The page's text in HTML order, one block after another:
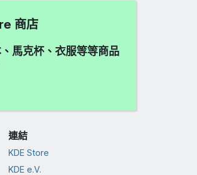
商店
馬克杯、衣服等等商品
連結
KDE Store
KDE e.V.